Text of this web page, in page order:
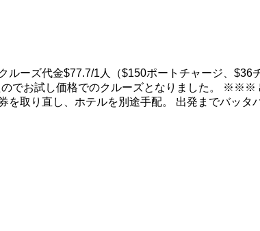
ーズ代金$77.7/1人（$150ポートチャージ、$36
でお試し価格でのクルーズとなりました。 ※※※
取り直し、ホテルを別途手配。 出発までバッタ